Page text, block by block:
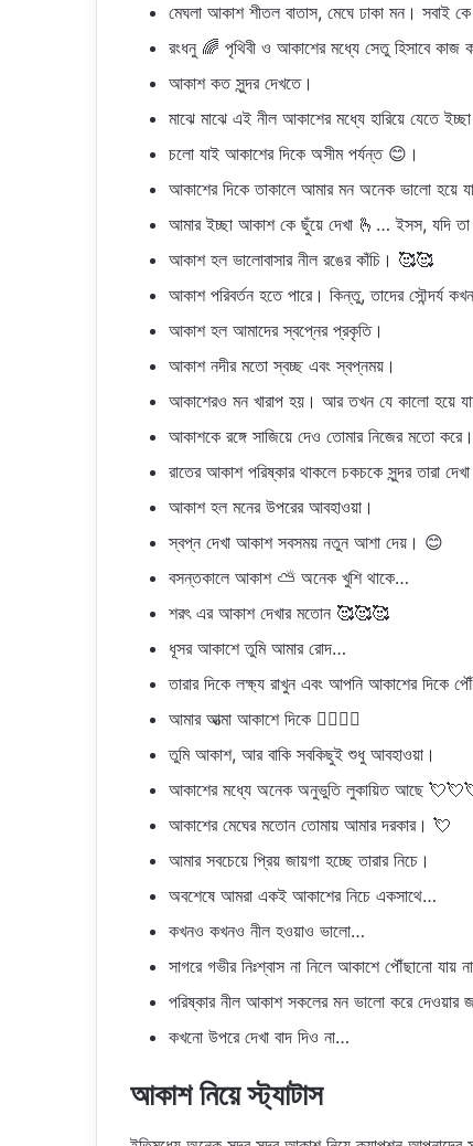
মেঘলা আকাশ শীতল বাতাস, মেঘে ঢাকা মন। সবাই কে
রংধনু 🌈 পৃথিবী ও আকাশের মধ্যে সেতু হিসাবে
আকাশ কত সুন্দর দেখতে।
মাঝে মাঝে এই নীল আকাশের মধ্যে হারিয়ে যেতে
চলো যাই আকাশের দিকে অসীম পর্যন্ত 😊।
আকাশের দিকে তাকালে আমার মন অনেক ভালো হয়ে
আমার ইচ্ছা আকাশ কে ছুঁয়ে দেখা 🫰… ইসস, যদি তা
আকাশ হল ভালোবাসার নীল রঙের কাঁচি। 🥰🥰
আকাশ পরিবর্তন হতে পারে। কিন্তু, তাদের সৌন্দর্য
আকাশ হল আমাদের স্বপ্নের প্রকৃতি।
আকাশ নদীর মতো স্বচ্ছ এবং স্বপ্নময়।
আকাশেরও মন খারাপ হয়। আর তখন যে কালো হয়ে
আকাশকে রঙ্গে সাজিয়ে দেও তোমার নিজের মতো করে।
রাতের আকাশ পরিষ্কার থাকলে চকচকে সুন্দর তারা
আকাশ হল মনের উপরের আবহাওয়া।
স্বপ্ন দেখা আকাশ সবসময় নতুন আশা দেয়। 😊
বসন্তকালে আকাশ ⛅ অনেক খুশি থাকে…
শরৎ এর আকাশ দেখার মতোন 🥰🥰🥰
ধূসর আকাশে তুমি আমার রোদ…
তারার দিকে লক্ষ্য রাখুন এবং আপনি আকাশের দিকে
আমার আত্মা আকাশে দিকে 😶‍🌫️😶‍🌫️
তুমি আকাশ, আর বাকি সবকিছুই শুধু আবহাওয়া।
আকাশের মধ্যে অনেক অনুভুতি লুকায়িত আছে
আকাশের মেঘের মতোন তোমায় আমার দরকার। 💘
আমার সবচেয়ে প্রিয় জায়গা হচ্ছে তারার নিচে।
অবশেষে আমরা একই আকাশের নিচে একসাথে…
কখনও কখনও নীল হওয়াও ভালো…
সাগরে গভীর নিঃশ্বাস না নিলে আকাশে পৌঁছানো যায়
পরিষ্কার নীল আকাশ সকলের মন ভালো করে
কখনো উপরে দেখা বাদ দিও না…
আকাশ নিয়ে স্ট্যাটাস